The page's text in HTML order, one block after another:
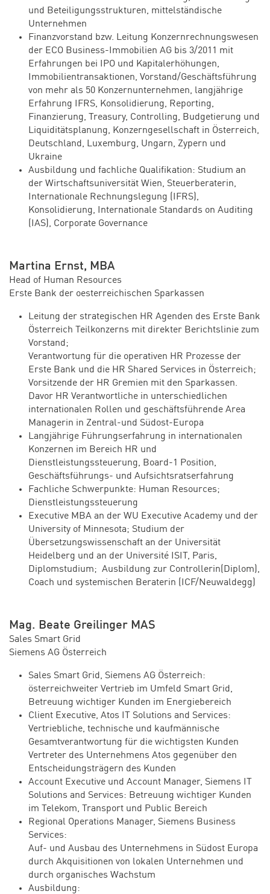
und Beteiligungsstrukturen, mittelständische
Unternehmen
Finanzvorstand bzw. Leitung Konzernrechnungswesen
der ECO Business-Immobilien AG bis 3/2011 mit
Erfahrungen bei IPO und Kapitalerhöhungen,
Immobilientransaktionen, Vorstand/Geschäftsführung
von mehr als 50 Konzernunternehmen, langjährige
Erfahrung IFRS, Konsolidierung, Reporting,
Finanzierung, Treasury, Controlling, Budgetierung und
Liquiditätsplanung, Konzerngesellschaft in Österreich,
Deutschland, Luxemburg, Ungarn, Zypern und
Ukraine
Ausbildung und fachliche Qualifikation: Studium an
der Wirtschaftsuniversität Wien, Steuerberaterin,
Internationale Rechnungslegung (IFRS),
Konsolidierung, Internationale Standards on Auditing
(IAS), Corporate Governance
Martina Ernst, MBA
Head of Human Resources
Erste Bank der oesterreichischen Sparkassen
Leitung der strategischen HR Agenden des Erste Bank
Österreich Teilkonzerns mit direkter Berichtslinie zum
Vorstand;
Verantwortung für die operativen HR Prozesse der
Erste Bank und die HR Shared Services in Österreich;
Vorsitzende der HR Gremien mit den Sparkassen.
Davor HR Verantwortliche in unterschiedlichen
internationalen Rollen und geschäftsführende Area
Managerin in Zentral-und Südost-Europa
Langjährige Führungserfahrung in internationalen
Konzernen im Bereich HR und
Dienstleistungssteuerung, Board-1 Position,
Geschäftsführungs- und Aufsichtsratserfahrung
Fachliche Schwerpunkte: Human Resources;
Dienstleistungssteuerung
Executive MBA an der WU Executive Academy und der
University of Minnesota; Studium der
Übersetzungswissenschaft an der Universität
Heidelberg und an der Université ISIT, Paris,
Diplomstudium; Ausbildung zur Controllerin(Diplom),
Coach und systemischen Beraterin (ICF/Neuwaldegg)
Mag. Beate Greilinger MAS
Sales Smart Grid
Siemens AG Österreich
Sales Smart Grid, Siemens AG Österreich:
österreichweiter Vertrieb im Umfeld Smart Grid,
Betreuung wichtiger Kunden im Energiebereich
Client Executive, Atos IT Solutions and Services:
Vertriebliche, technische und kaufmännische
Gesamtverantwortung für die wichtigsten Kunden
Vertreter des Unternehmens Atos gegenüber den
Entscheidungsträgern des Kunden
Account Executive und Account Manager, Siemens IT
Solutions and Services: Betreuung wichtiger Kunden
im Telekom, Transport und Public Bereich
Regional Operations Manager, Siemens Business
Services:
Auf- und Ausbau des Unternehmens in Südost Europa
durch Akquisitionen von lokalen Unternehmen und
durch organisches Wachstum
Ausbildung: